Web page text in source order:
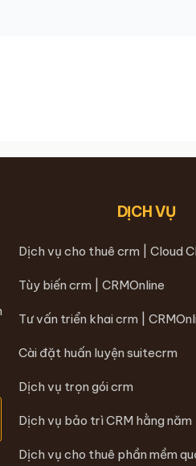
DỊCH VỤ
Dịch vụ cho thuê crm | Cloud
Tùy biến crm | CRMOnline
Tư vấn triển khai crm |
Cài đặt huấn luyện suitecrm
Dịch vụ trọn gói crm
Dịch vụ bảo trì CRM hằng năm
Dịch vụ cho thuê phần mềm